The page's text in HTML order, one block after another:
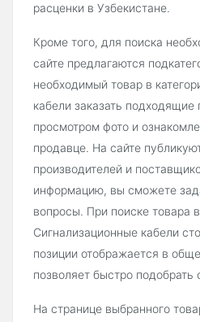
расценки в Узбекистане.
Кроме того, для поиска
сайте предлагаются
необходимый товар в
кабели заказать
просмотром фото и
продавце. На сайте
производителей и
информацию, вы сможете
вопросы. При поиске товара
Сигнализационные кабели
позиции отображается в
позволяет быстро подобрать
На странице выбранного